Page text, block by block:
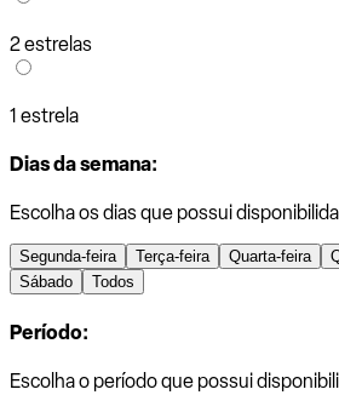
2 estrelas
1 estrela
Dias da semana:
Escolha os dias que possui
Segunda-feira Terça-feira Quarta-feira
Sábado
Todos
Período:
Escolha o período que possui